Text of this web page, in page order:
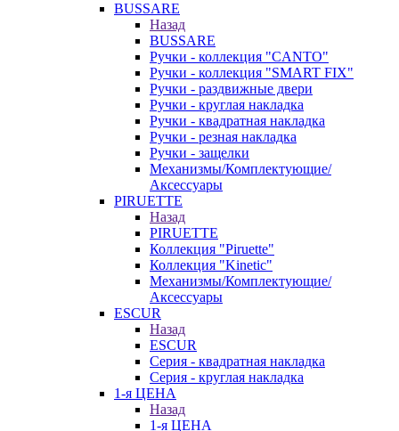
BUSSARE
Назад
BUSSARE
Ручки - коллекция "CANTO"
Ручки - коллекция "SMART FIX"
Ручки - раздвижные двери
Ручки - круглая накладка
Ручки - квадратная накладка
Ручки - резная накладка
Ручки - защелки
Механизмы/Комплектующие/
Аксессуары
PIRUETTE
Назад
PIRUETTE
Коллекция "Piruette"
Коллекция "Kinetic"
Механизмы/Комплектующие/
Аксессуары
ESCUR
Назад
ESCUR
Серия - квадратная накладка
Серия - круглая накладка
1-я ЦЕНА
Назад
1-я ЦЕНА